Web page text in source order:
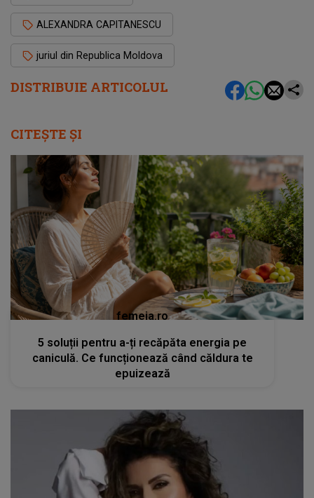
DISTRIBUIE ARTICOLUL
ALEXANDRA CAPITANESCU
juriul din Republica Moldova
CITEȘTE ȘI
femeia.ro
5 soluții pentru a-ți recăpăta energia pe
caniculă. Ce funcționează când căldura te
epuizează